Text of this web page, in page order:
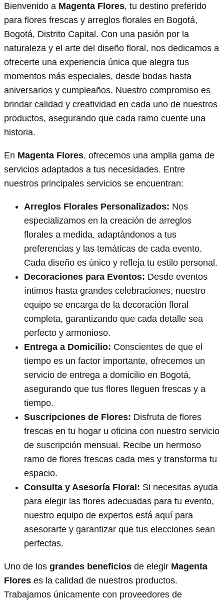
Bienvenido a Magenta Flores, tu destino preferido
para flores frescas y arreglos florales en Bogotá,
Bogotá, Distrito Capital. Con una pasión por la
naturaleza y el arte del diseño floral, nos dedicamos a
ofrecerte una experiencia única que alegra tus
momentos más especiales, desde bodas hasta
aniversarios y cumpleaños. Nuestro compromiso es
brindar calidad y creatividad en cada uno de nuestros
productos, asegurando que cada ramo cuente una
historia.
En Magenta Flores, ofrecemos una amplia gama de
servicios adaptados a tus necesidades. Entre
nuestros principales servicios se encuentran:
Arreglos Florales Personalizados: Nos
especializamos en la creación de arreglos
florales a medida, adaptándonos a tus
preferencias y las temáticas de cada evento.
Cada diseño es único y refleja tu estilo personal.
Decoraciones para Eventos: Desde eventos
íntimos hasta grandes celebraciones, nuestro
equipo se encarga de la decoración floral
completa, garantizando que cada detalle sea
perfecto y armonioso.
Entrega a Domicilio: Conscientes de que el
tiempo es un factor importante, ofrecemos un
servicio de entrega a domicilio en Bogotá,
asegurando que tus flores lleguen frescas y a
tiempo.
Suscripciones de Flores: Disfruta de flores
frescas en tu hogar u oficina con nuestro servicio
de suscripción mensual. Recibe un hermoso
ramo de flores frescas cada mes y transforma tu
espacio.
Consulta y Asesoría Floral: Si necesitas ayuda
para elegir las flores adecuadas para tu evento,
nuestro equipo de expertos está aquí para
asesorarte y garantizar que tus elecciones sean
perfectas.
Uno de los grandes beneficios de elegir Magenta
Flores es la calidad de nuestros productos.
Trabajamos únicamente con proveedores de